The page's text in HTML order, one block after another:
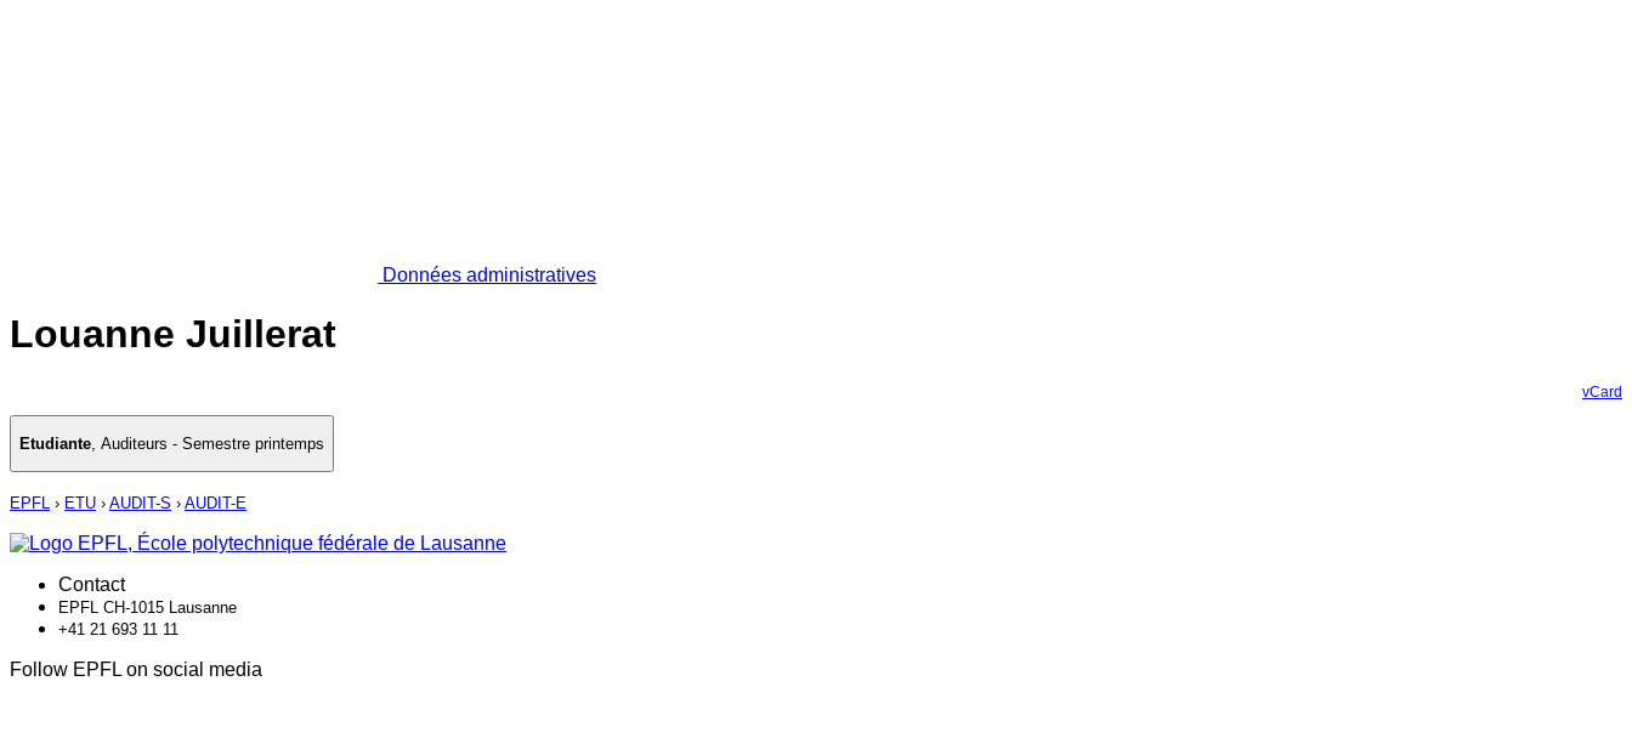
Données administratives
Louanne Juillerat
vCard
Etudiante, Auditeurs - Semestre printemps
EPFL › ETU › AUDIT-S › AUDIT-E
Contact
EPFL CH-1015 Lausanne
+41 21 693 11 11
Follow EPFL on social media